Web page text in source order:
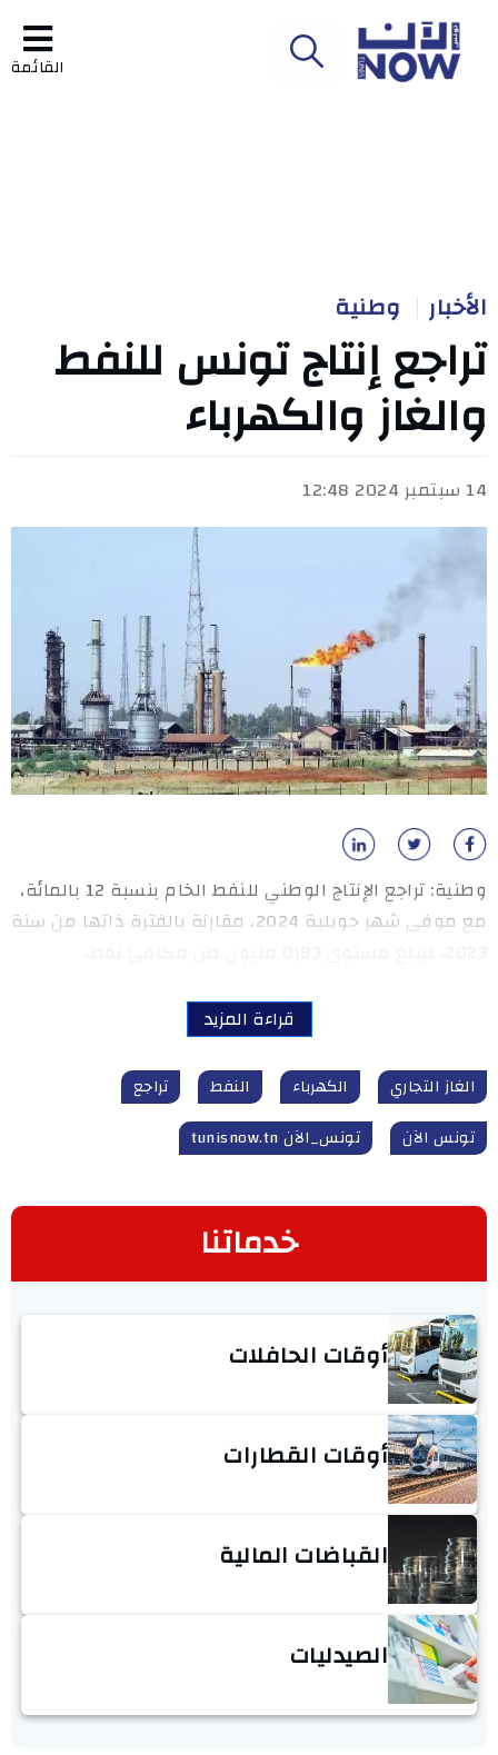
القائمة
الأخبار وطنية
تراجع إنتاج تونس للنفط
والغاز والكهرباء
14 سبتمبر 2024 12:48
وطنية: تراجع الإنتاج الوطني للنفط الخام بنسبة 12 بالمائة،
مع موفى شهر جويلية 2024، مقارنة بالفترة ذاتها من سنة
قراءة المزيد
الغاز التجاري الكهرباء النفط
تراجع
تونس الآن
تونس_الآن tunisnow.tn
خدماتنا
أوقات الحافلات
أوقات القطارات
القباضات المالية
الصيدليات